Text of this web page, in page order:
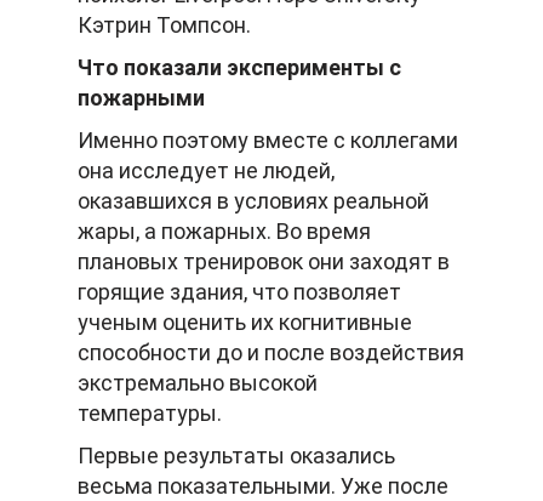
Кэтрин Томпсон.
Что показали эксперименты с
пожарными
Именно поэтому вместе с коллегами
она исследует не людей,
оказавшихся в условиях реальной
жары, а пожарных. Во время
плановых тренировок они заходят в
горящие здания, что позволяет
ученым оценить их когнитивные
способности до и после воздействия
экстремально высокой
температуры.
Первые результаты оказались
весьма показательными. Уже после